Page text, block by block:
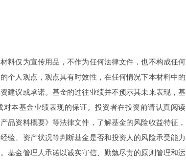
料仅为宣传用品，不作为任何法律文件，也不构成任何
个人观点，观点具有时效性，在任何情况下本材料中的
建议或承诺。基金的过往业绩并不预示其未来表现，基
本基金业绩表现的保证。投资者在投资前请认真阅读
品资料概要》等法律文件，了解基金的风险收益特征，
验、资产状况等判断基金是否和投资人的风险承受能力
基金管理人承诺以诚实守信、勤勉尽责的原则管理和运